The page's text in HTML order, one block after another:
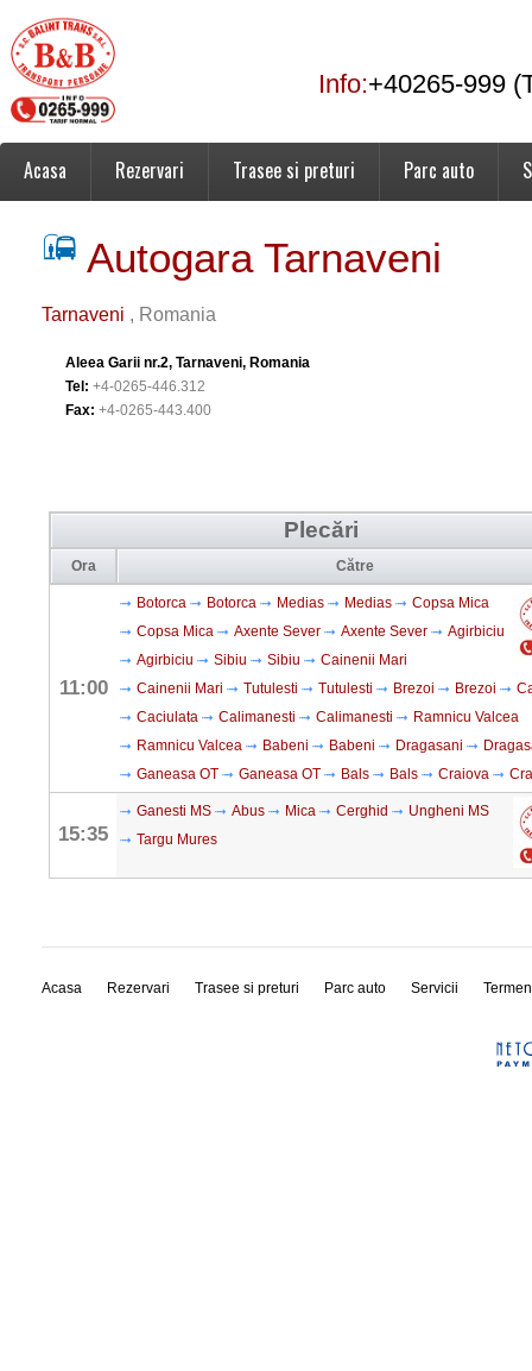
Info:+40265-999
Acasa Rezervari Trasee si preturi Parc auto
Autogara Tarnaveni
Tarnaveni , Romania
Aleea Garii nr.2, Tarnaveni, Romania
Tel: +4-0265-446.312
Fax: +4-0265-443.400
Plecări
Ora Către
11:00
Botorca Botorca Medias Medias
Copsa Mica
Copsa Mica
Axente Sever Axente Sever
Agirbiciu
Agirbiciu
Sibiu Sibiu
Cainenii Mari
Cainenii Mari
Tutulesti Tutulesti Brezoi Brezoi
Caciulata
Calimanesti Calimanesti
Ramnicu Valcea
Ramnicu Valcea
Babeni Babeni Dragasani
Ganeasa OT
Ganeasa OT Bals Bals Craiova
15:35
Ganesti MS Abus Mica Cerghid
Ungheni MS
Targu Mures
Acasa Rezervari Trasee si preturi Parc auto Servicii